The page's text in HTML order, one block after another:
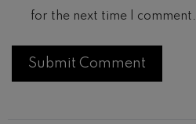
for the next time I comment.